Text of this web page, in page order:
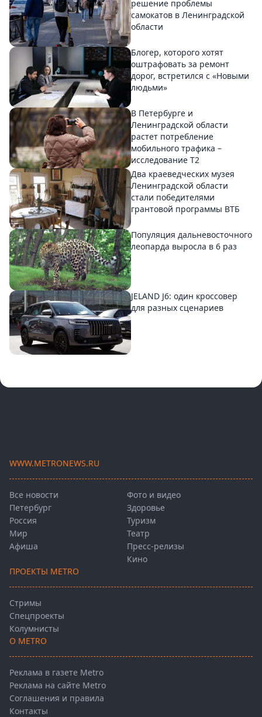
решение проблемы
самокатов в Ленинградской
области
Блогер, которого хотят
оштрафовать за ремонт
дорог, встретился с «Новыми
людьми»
В Петербурге и
Ленинградской области
растет потребление
мобильного трафика –
исследование T2
Два краеведческих музея
Ленинградской области
стали победителями
грантовой программы ВТБ
Популяция дальневосточного
леопарда выросла в 6 раз
JELAND J6: один кроссовер
для разных сценариев
WWW.METRONEWS.RU
Все новости
Петербург
Россия
Мир
Афиша
Фото и видео
Здоровье
Туризм
Театр
Пресс-релизы
Кино
ПРОЕКТЫ METRO
Стримы
Спецпроекты
Колумнисты
О METRO
Реклама в газете Metro
Реклама на сайте Metro
Соглашения и правила
Контакты